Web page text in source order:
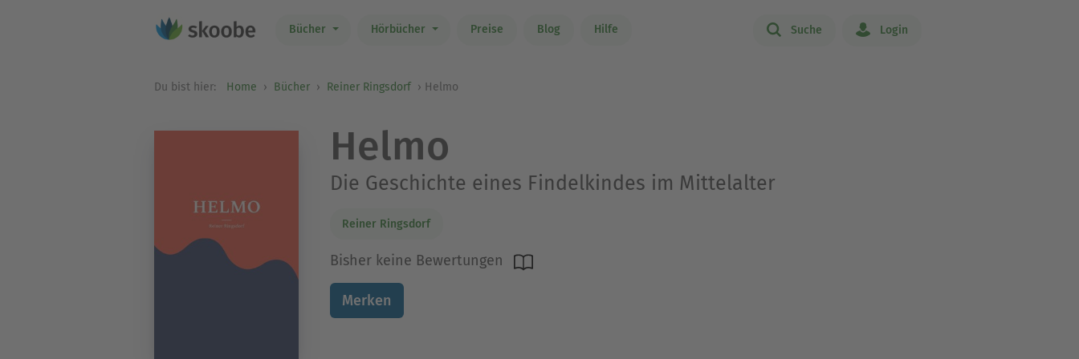
Bücher Hörbücher Preise Blog Hilfe Suche Login
Du bist hier: Home Bücher Reiner Ringsdorf Helmo
Helmo
Die Geschichte eines Findelkindes im Mittelalter
Reiner Ringsdorf
Bisher keine Bewertungen
Merken